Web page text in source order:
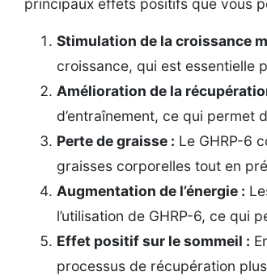
principaux effets positifs que vous
Stimulation de la croissance
croissance, qui est essentielle
Amélioration de la
d’entraînement, ce qui permet
Perte de graisse : Le GHRP-6
graisses corporelles tout en
Augmentation de l’énergie :
l’utilisation de GHRP-6, ce qui
Effet positif sur le sommeil :
processus de récupération